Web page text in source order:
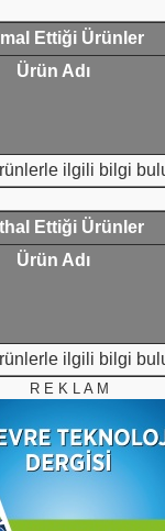
İmal Ettiği Ürünler
Ürün Adı
ilgili bilgi
İthal Ettiği Ürünler
Ürün Adı
ilgili bilgi
R E K L A M